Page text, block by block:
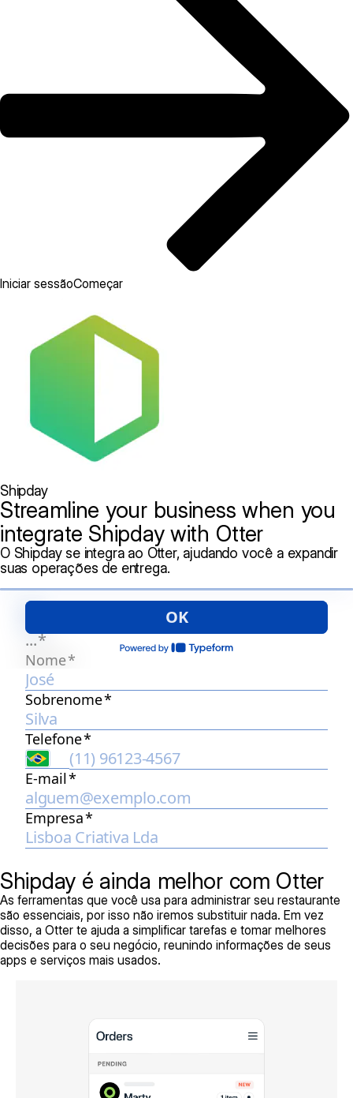
Iniciar sessãoComeçar
Shipday
Streamline your business when you
integrate Shipday with Otter
O Shipday se integra ao Otter, ajudando você a expandir
suas operações de entrega.
Shipday é ainda melhor com Otter
As ferramentas que você usa para administrar seu restaurante
são essenciais, por isso não iremos substituir nada. Em vez
disso, a Otter te ajuda a simplificar tarefas e tomar melhores
decisões para o seu negócio, reunindo informações de seus
apps e serviços mais usados.